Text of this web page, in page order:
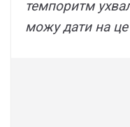
темпоритм
можу дати на це